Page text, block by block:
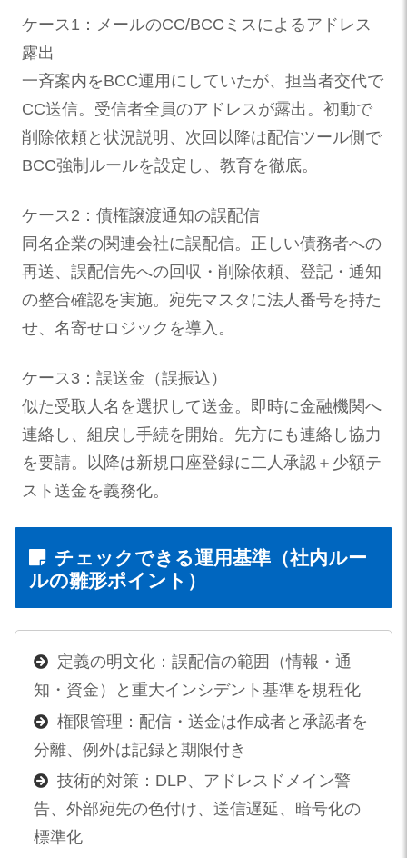
ケース1：メールのCC/BCCミスによるアドレス
露出
一斉案内をBCC運用にしていたが、担当者交代で
CC送信。受信者全員のアドレスが露出。初動で
削除依頼と状況説明、次回以降は配信ツール側で
BCC強制ルールを設定し、教育を徹底。
ケース2：債権譲渡通知の誤配信
同名企業の関連会社に誤配信。正しい債務者への
再送、誤配信先への回収・削除依頼、登記・通知
の整合確認を実施。宛先マスタに法人番号を持た
せ、名寄せロジックを導入。
ケース3：誤送金（誤振込）
似た受取人名を選択して送金。即時に金融機関へ
連絡し、組戻し手続を開始。先方にも連絡し協力
を要請。以降は新規口座登録に二人承認＋少額テ
スト送金を義務化。
チェックできる運用基準（社内ルー
ルの雛形ポイント）
定義の明文化：誤配信の範囲（情報・通
知・資金）と重大インシデント基準を規程化
権限管理：配信・送金は作成者と承認者を
分離、例外は記録と期限付き
技術的対策：DLP、アドレスドメイン警
告、外部宛先の色付け、送信遅延、暗号化の
標準化